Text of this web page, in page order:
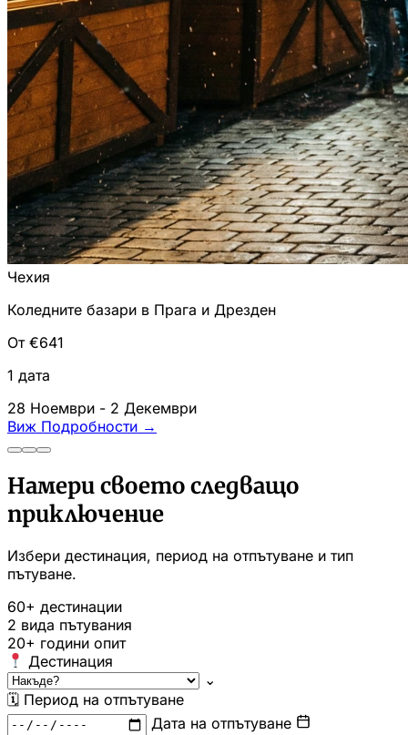
Чехия
Коледните базари в Прага и Дрезден
От €641
1 дата
28 Ноември - 2 Декември
Виж Подробности →
Намери своето следващо
приключение
Избери дестинация, период на отпътуване и тип
пътуване.
60+ дестинации
2 вида пътувания
20+ години опит
Дестинация
⌄
🗓 Период на отпътуване
Дата на отпътуване